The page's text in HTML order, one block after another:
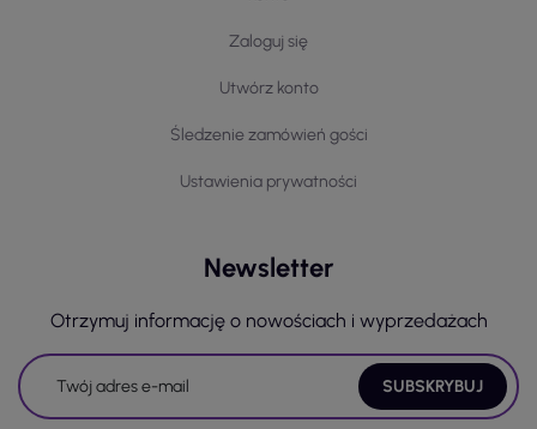
Zaloguj się
Utwórz konto
Śledzenie zamówień gości
Ustawienia prywatności
Newsletter
Otrzymuj informację o nowościach i wyprzedażach